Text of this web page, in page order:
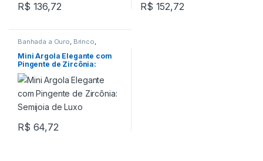
R$ 136,72 R$ 152,72
Banhada a Ouro, Brinco,
Mini Argola Elegante com
Pingente de Zircônia:
Semijoia de Luxo
R$ 64,72